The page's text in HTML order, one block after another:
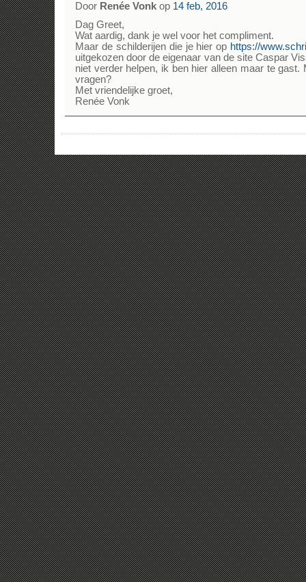
Door Renée Vonk op 14 feb, 2016
Dag Greet,
Wat aardig, dank je wel voor het compliment.
Maar de schilderijen die je hier op https://
uitgekozen door de eigenaar van de site Caspar
niet verder helpen, ik ben hier alleen maar te gast.
vragen?
Met vriendelijke groet,
Renée Vonk